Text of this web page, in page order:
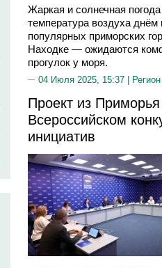
Жаркая и солнечная
температура воздуха
популярных приморских
Находке — ожидаются
прогулок у моря.
04 Июля 2025, 15:37 |
Проект из
Всероссийском
инициатив